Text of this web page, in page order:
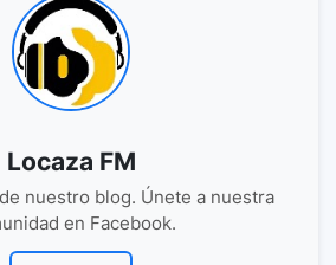
Locaza FM
nuestro blog. Únete a nuestra
en Facebook.